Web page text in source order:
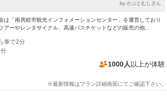
by かぶとむしさん
「南房総市観光インフォメーションセンター」を運営しており
アーやレンタサイクル、高速バスチケットなどの販売の他...
車で2分
1000人 以上が体験
※最新情報はプラン詳細画面にてご確認下さい。